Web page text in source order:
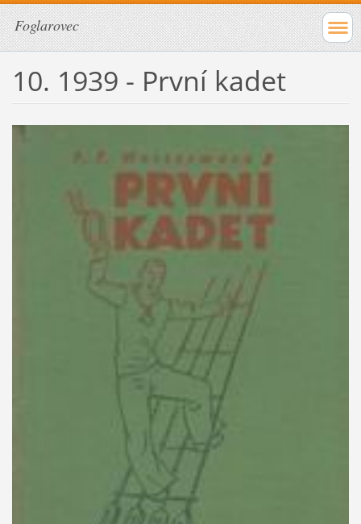
Foglarovec
10. 1939 - První kadet